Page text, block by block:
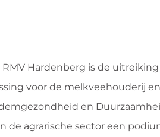
Hardenberg is de
voor de melkveehouderij
en
de agrarische sector een